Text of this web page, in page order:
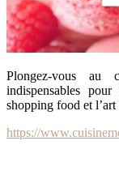
Plongez-vous
indispensables
shopping food et l’art
https://